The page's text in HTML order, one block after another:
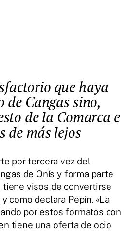
de Cangas sino,
de la Comarca e
de más lejos
por tercera vez del
de Onís y forma parte
tiene visos de convertirse
como declara Pepín. «La
por estos formatos con
tiene una oferta de ocio